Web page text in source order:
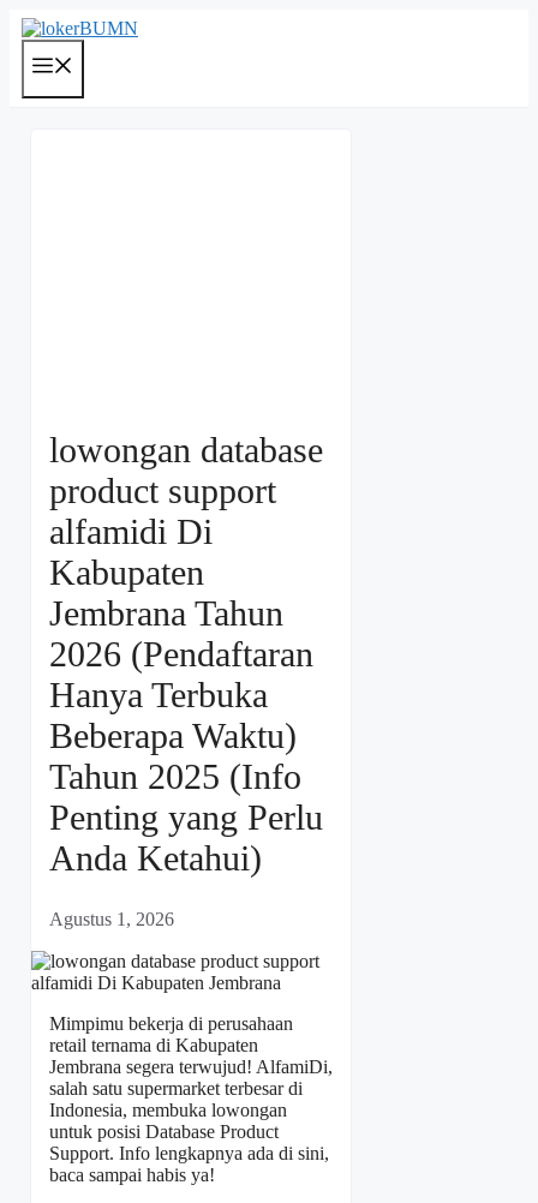
Langsung
ke
lowongan database
product support
alfamidi Di
Kabupaten
Jembrana Tahun
2026 (Pendaftaran
Hanya Terbuka
Beberapa Waktu)
Tahun 2025 (Info
Penting yang Perlu
Anda Ketahui)
Agustus 1, 2026
Mimpimu bekerja di perusahaan
retail ternama di Kabupaten
Jembrana segera terwujud! AlfamiDi,
salah satu supermarket terbesar di
Indonesia, membuka lowongan
untuk posisi Database Product
Support. Info lengkapnya ada di sini,
baca sampai habis ya!